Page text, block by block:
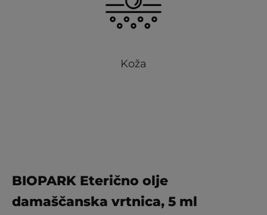
Koža
BIOPARK Eterično olje
damaščanska vrtnica, 5 ml